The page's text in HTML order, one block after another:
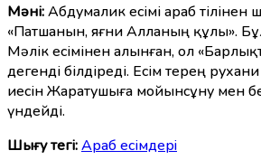
Мәні:Абдумалик есімі араб
«Патшанын, яғни Алланың құлы».
Мәлік есімінен алынған, ол
дегенді білдіреді. Есім терең
иесін Жаратушыға мойынсұну мен
үндейді.
Шығу тегі:Араб есімдерi